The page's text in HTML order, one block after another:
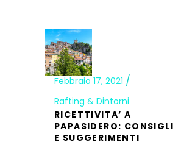
Febbraio 17, 2021
Rafting & Dintorni
RICETTIVITA’ A
PAPASIDERO: CONSIGLI
E SUGGERIMENTI